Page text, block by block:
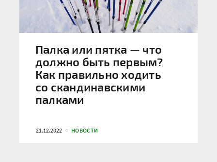
Палка или пятка — что
должно быть первым?
Как правильно ходить
со скандинавскими
палками
21.12.2022 НОВОСТИ